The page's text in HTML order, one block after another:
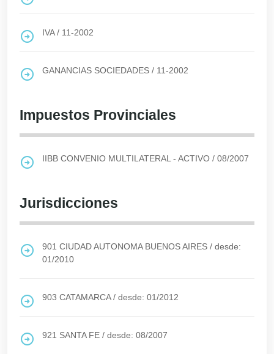
IVA/ 11-2002
GANANCIAS SOCIEDADES / 11-2002
Impuestos Provinciales
IIBB CONVENIO MULTILATERAL - ACTIVO / 08/2007
Jurisdicciones
901 CIUDAD AUTONOMA BUENOS AIRES / desde:
01/2010
903 CATAMARCA/ desde: 01/2012
921 SANTA FE / desde: 08/2007